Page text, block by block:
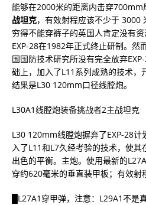
能够在2000米的距离内击穿700mm
战坦克，有效射程应该不少于 3000
穷得不能穿裤子的英国人肯定没有
EXP-28在1982年正式终止研制。然
国国防技术研究所没有完全放弃
础上，加入了L11系列成熟的技术，
结果是L30 120mm口径线膛炮。
L30A1线膛炮装备挑战者2主战坦克
L30 120mm线膛炮摒弃了EXP-28
入了L11和L7久经考验的技术，使
出色的平衡。主炮。使用最新的
穿约620毫米的垂直装甲板；有效射
█L27A1穿甲弹，注意：L29A1不是